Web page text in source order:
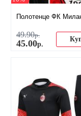
Полотенце ФК
49.90р.
45.00р.